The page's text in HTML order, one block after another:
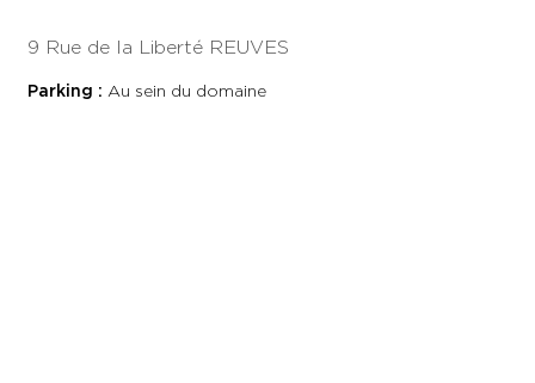
9 Rue de la Liberté REUVES
Parking : Au sein du domaine